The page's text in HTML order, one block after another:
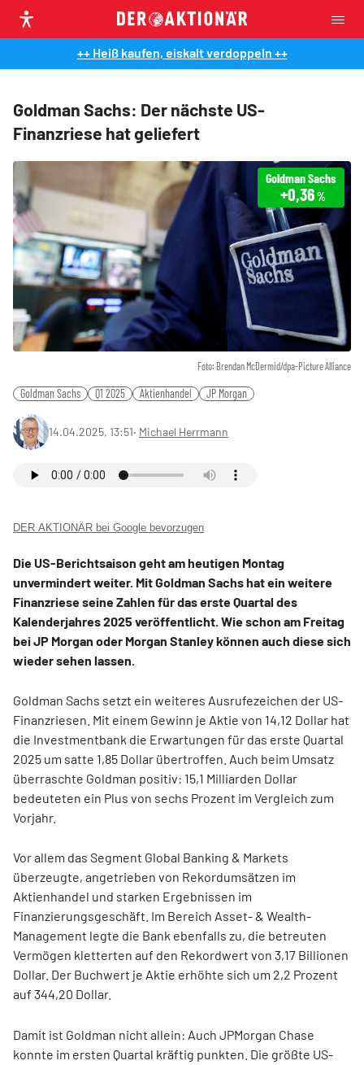
++ Heiß kaufen, eiskalt verdoppeln ++
Goldman Sachs: Der nächste US-
Finanzriese hat geliefert
Foto: Brendan McDermid/dpa-Picture Alliance
Goldman Sachs
+0,36 %
Goldman Sachs Q1 2025 Aktienhandel JP Morgan
14.04.2025, 13:51‧ Michael Herrmann
DER AKTIONÄR bei Google bevorzugen
Die US-Berichtsaison geht am heutigen Montag
unvermindert weiter. Mit Goldman Sachs hat ein weitere
Finanzriese seine Zahlen für das erste Quartal des
Kalenderjahres 2025 veröffentlicht. Wie schon am Freitag
bei JP Morgan oder Morgan Stanley können auch diese sich
wieder sehen lassen.
Goldman Sachs setzt ein weiteres Ausrufezeichen der US-
Finanzriesen. Mit einem Gewinn je Aktie von 14,12 Dollar hat
die Investmentbank die Erwartungen für das erste Quartal
2025 um satte 1,85 Dollar übertroffen. Auch beim Umsatz
überraschte Goldman positiv: 15,1 Milliarden Dollar
bedeuteten ein Plus von sechs Prozent im Vergleich zum
Vorjahr.
Vor allem das Segment Global Banking & Markets
überzeugte, angetrieben von Rekordumsätzen im
Aktienhandel und starken Ergebnissen im
Finanzierungsgeschäft. Im Bereich Asset- & Wealth-
Management legte die Bank ebenfalls zu, die betreuten
Vermögen kletterten auf den Rekordwert von 3,17 Billionen
Dollar. Der Buchwert je Aktie erhöhte sich um 2,2 Prozent
auf 344,20 Dollar.
Damit ist Goldman nicht allein: Auch JPMorgan Chase
konnte im ersten Quartal kräftig punkten. Die größte US-